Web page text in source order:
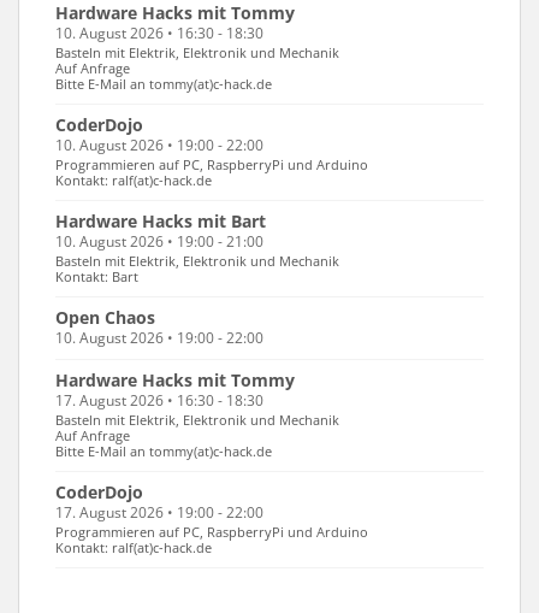
Hardware Hacks mit Tommy
10. August 2026 • 16:30 - 18:30
Basteln mit Elektrik, Elektronik und Mechanik
Auf Anfrage
Bitte E-Mail an tommy(at)c-hack.de
CoderDojo
10. August 2026 • 19:00 - 22:00
Programmieren auf PC, RaspberryPi und Arduino
Kontakt: ralf(at)c-hack.de
Hardware Hacks mit Bart
10. August 2026 • 19:00 - 21:00
Basteln mit Elektrik, Elektronik und Mechanik
Kontakt: Bart
Open Chaos
10. August 2026 • 19:00 - 22:00
Hardware Hacks mit Tommy
17. August 2026 • 16:30 - 18:30
Basteln mit Elektrik, Elektronik und Mechanik
Auf Anfrage
Bitte E-Mail an tommy(at)c-hack.de
CoderDojo
17. August 2026 • 19:00 - 22:00
Programmieren auf PC, RaspberryPi und Arduino
Kontakt: ralf(at)c-hack.de